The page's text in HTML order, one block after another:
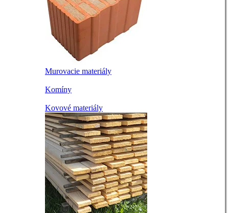
Murovacie materiály
Komíny
Kovové materiály